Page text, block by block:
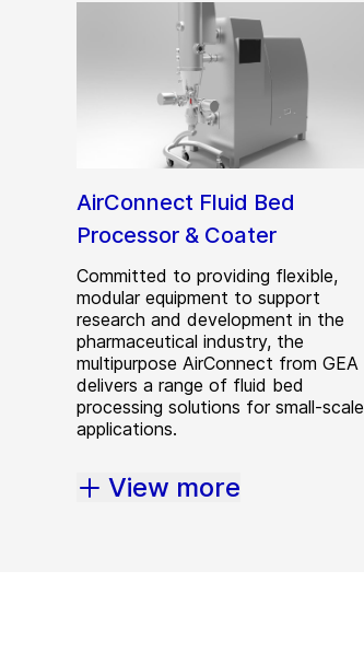
AirConnect Fluid Bed
Processor & Coater
Committed to providing flexible,
modular equipment to support
research and development in the
pharmaceutical industry, the
multipurpose AirConnect from GEA
delivers a range of fluid bed
processing solutions for small-scale
applications.
View more